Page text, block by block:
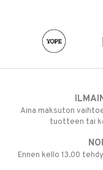
Aina maksuton
tuotteen tai
Ennen kello 13.00